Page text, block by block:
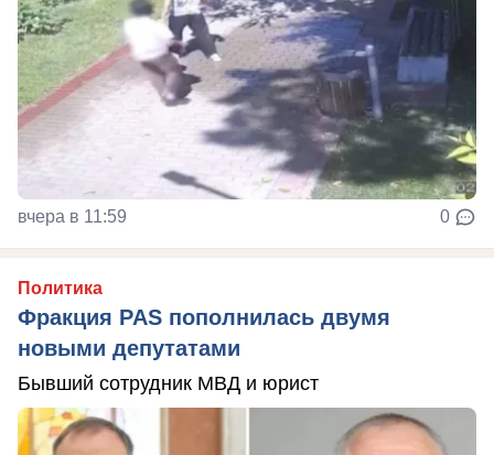
вчера в 11:59 0
Политика
Фракция PAS пополнилась двумя
новыми депутатами
Бывший сотрудник МВД и юрист